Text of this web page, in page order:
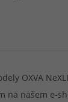
OXVA
na našem e-